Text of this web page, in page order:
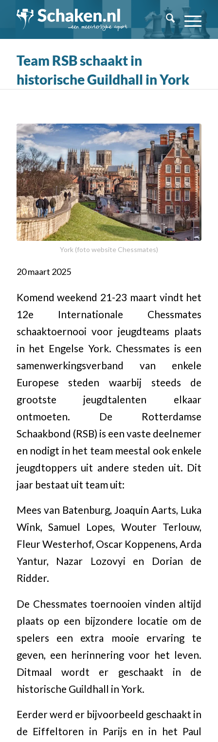
Team RSB schaakt in
historische Guildhall in York
York (foto website Chessmates)
20 maart 2025
Komend weekend 21-23 maart vindt het
12e Internationale Chessmates
schaaktoernooi voor jeugdteams plaats
in het Engelse York. Chessmates is een
samenwerkingsverband van enkele
Europese steden waarbij steeds de
grootste jeugdtalenten elkaar
ontmoeten. De Rotterdamse
Schaakbond (RSB) is een vaste deelnemer
en nodigt in het team meestal ook enkele
jeugdtoppers uit andere steden uit. Dit
jaar bestaat uit team uit:
Mees van Batenburg, Joaquin Aarts, Luka
Wink, Samuel Lopes, Wouter Terlouw,
Fleur Westerhof, Oscar Koppenens, Arda
Yantur, Nazar Lozovyi en Dorian de
Ridder.
De Chessmates toernooien vinden altijd
plaats op een bijzondere locatie om de
spelers een extra mooie ervaring te
geven, een herinnering voor het leven.
Ditmaal wordt er geschaakt in de
historische Guildhall in York.
Eerder werd er bijvoorbeeld geschaakt in
de Eiffeltoren in Parijs en in het Paul